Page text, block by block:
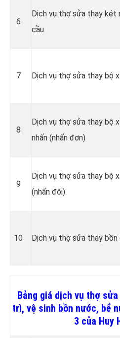
6
Dịch vụ thợ sửa thay két
cầu
7 Dịch vụ thợ sửa thay bộ
8
Dịch vụ thợ sửa thay bộ
nhấn (nhấn đơn)
9
Dịch vụ thợ sửa thay bộ
(nhấn đôi)
10 Dịch vụ thợ sửa thay bồn
Bảng giá dịch vụ thợ
trì, vệ sinh bồn nước, bể
3 của Huy